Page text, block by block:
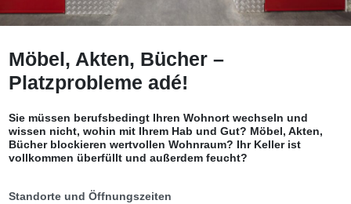
Möbel, Akten, Bücher –
Platzprobleme adé!
Sie müssen berufsbedingt Ihren Wohnort wechseln und
wissen nicht, wohin mit Ihrem Hab und Gut? Möbel, Akten,
Bücher blockieren wertvollen Wohnraum? Ihr Keller ist
vollkommen überfüllt und außerdem feucht?
Standorte und Öffnungszeiten